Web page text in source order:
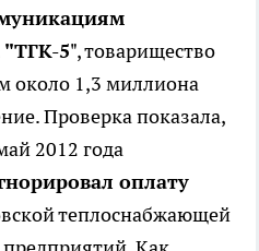
"ТГК-5", товарищество
около 1,3 миллиона
Проверка показала,
2012 года
оплату
теплоснабжающей